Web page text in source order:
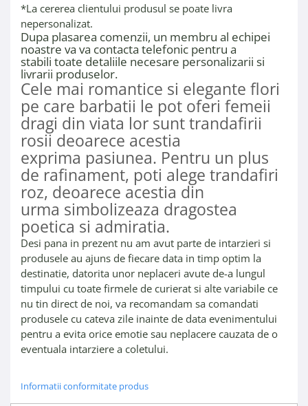
*La cererea clientului produsul se poate livra
nepersonalizat.
Dupa plasarea comenzii, un membru al echipei
noastre va va contacta telefonic pentru a
stabili toate detaliile necesare personalizarii si
livrarii produselor.
Cele mai romantice si elegante flori
pe care barbatii le pot oferi femeii
dragi din viata lor sunt trandafirii
rosii deoarece acestia
exprima pasiunea. Pentru un plus
de rafinament, poti alege trandafiri
roz, deoarece acestia din
urma simbolizeaza dragostea
poetica si admiratia.
Desi pana in prezent nu am avut parte de intarzieri si
produsele au ajuns de fiecare data in timp optim la
destinatie, datorita unor neplaceri avute de-a lungul
timpului cu toate firmele de curierat si alte variabile ce
nu tin direct de noi, va recomandam sa comandati
produsele cu cateva zile inainte de data evenimentului
pentru a evita orice emotie sau neplacere cauzata de o
eventuala intarziere a coletului.
Informatii conformitate produs